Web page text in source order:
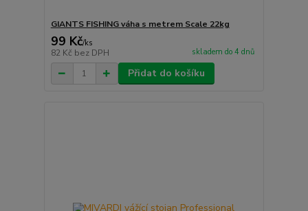
GIANTS FISHING váha s metrem Scale 22kg
99 Kč/ks
82 Kč bez DPH skladem do 4 dnů
Přidat do košíku